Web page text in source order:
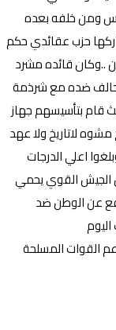
ومن خلفه بعده
حزب عقائدي حكم
..وكان قائده مشرد
ضده مع شرذمة
قام بتأسيسهم جهاز
لاتاريخ ولا عهد
اعلي الدرجات
الجيش القوي يحمي
عن الوطن ضد
القوات المسلحة